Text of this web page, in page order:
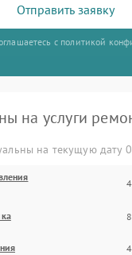
Отправить заявку
с политикой
на услуги
на текущую дату